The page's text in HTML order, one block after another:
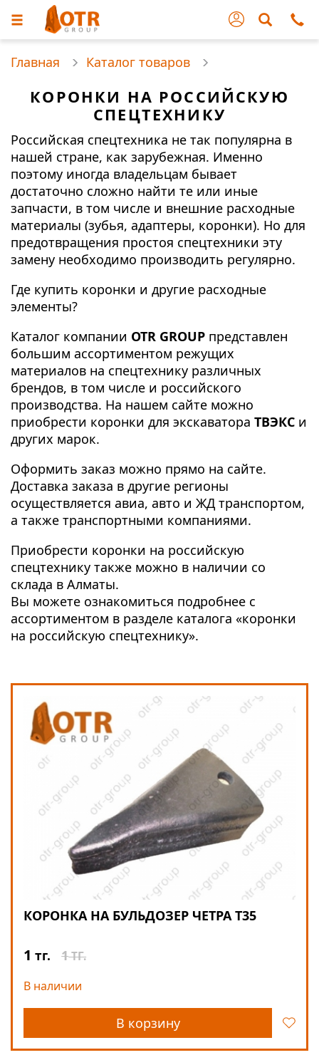
Главная Каталог товаров
КОРОНКИ НА РОССИЙСКУЮ
СПЕЦТЕХНИКУ
Российская спецтехника не так популярна в
нашей стране, как зарубежная. Именно
поэтому иногда владельцам бывает
достаточно сложно найти те или иные
запчасти, в том числе и внешние расходные
материалы (зубья, адаптеры, коронки). Но для
предотвращения простоя спецтехники эту
замену необходимо производить регулярно.
Где купить коронки и другие расходные
элементы?
Каталог компании OTR GROUP представлен
большим ассортиментом режущих
материалов на спецтехнику различных
брендов, в том числе и российского
производства. На нашем сайте можно
приобрести коронки для экскаватора ТВЭКС и
других марок.
Оформить заказ можно прямо на сайте.
Доставка заказа в другие регионы
осуществляется авиа, авто и ЖД транспортом,
а также транспортными компаниями.
Приобрести коронки на российскую
спецтехнику также можно в наличии со
склада в Алматы.
Вы можете ознакомиться подробнее с
ассортиментом в разделе каталога «коронки
на российскую спецтехнику».
КОРОНКА НА БУЛЬДОЗЕР ЧЕТРА Т35
1 тг. 1ТГ.
В корзину
В наличии